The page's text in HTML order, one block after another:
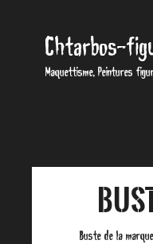
Chtarbos-
Maquettisme, Peintures
Buste de la